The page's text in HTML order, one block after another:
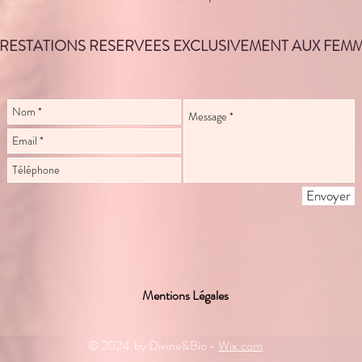
RESERVEES EXCLUSIVEMENT AUX
Envoyer
Mentions Légales
© 2024 by Divine&Bio - Wix.com